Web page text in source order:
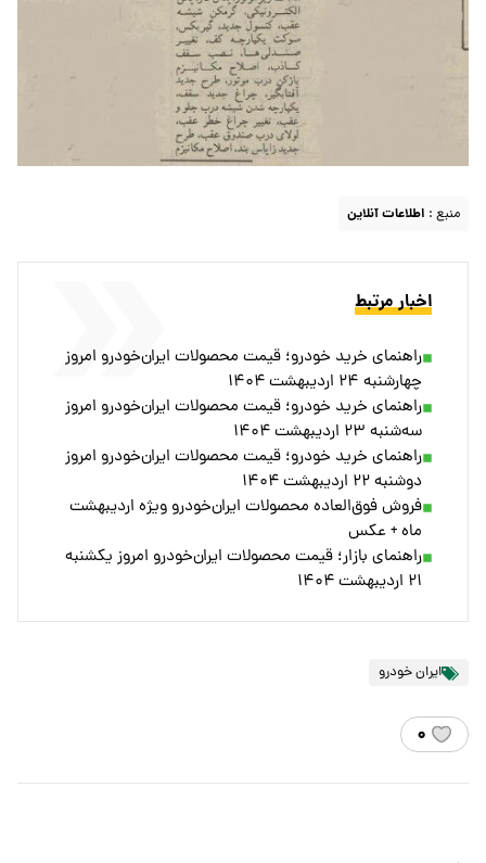
منبع : اطلاعات آنلاین
اخبار مرتبط
راهنمای خرید خودرو؛ قیمت محصولات ایران‌خودرو امروز
چهارشنبه ۲۴ اردیبهشت ۱۴۰۴
راهنمای خرید خودرو؛ قیمت محصولات ایران‌خودرو امروز
سه‌شنبه ۲۳ اردیبهشت ۱۴۰۴
راهنمای خرید خودرو؛ قیمت محصولات ایران‌خودرو امروز
دوشنبه ۲۲ اردیبهشت ۱۴۰۴
فروش فوق‌العاده محصولات ایران‌خودرو ویژه اردیبهشت
ماه + عکس
راهنمای بازار؛ قیمت محصولات ایران‌خودرو امروز یکشنبه
۲۱ اردیبهشت ۱۴۰۴
ایران خودرو
۰